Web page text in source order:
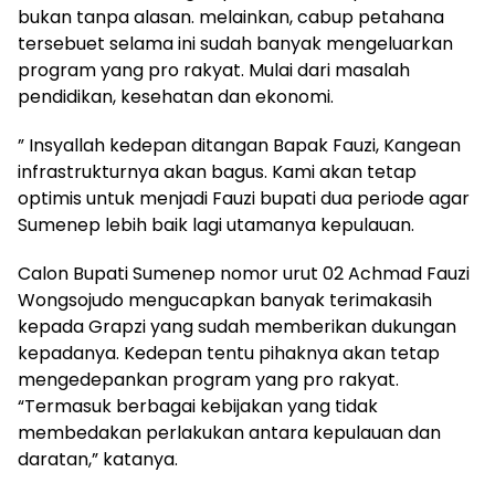
bukan tanpa alasan. melainkan, cabup petahana
tersebuet selama ini sudah banyak mengeluarkan
program yang pro rakyat. Mulai dari masalah
pendidikan, kesehatan dan ekonomi.
” Insyallah kedepan ditangan Bapak Fauzi, Kangean
infrastrukturnya akan bagus. Kami akan tetap
optimis untuk menjadi Fauzi bupati dua periode agar
Sumenep lebih baik lagi utamanya kepulauan.
Calon Bupati Sumenep nomor urut 02 Achmad Fauzi
Wongsojudo mengucapkan banyak terimakasih
kepada Grapzi yang sudah memberikan dukungan
kepadanya. Kedepan tentu pihaknya akan tetap
mengedepankan program yang pro rakyat.
“Termasuk berbagai kebijakan yang tidak
membedakan perlakukan antara kepulauan dan
daratan,” katanya.